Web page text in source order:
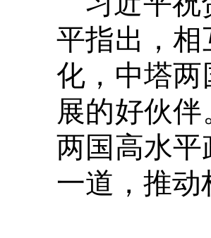
平指出，
化，中塔
展的好伙
两国高水
一道，推